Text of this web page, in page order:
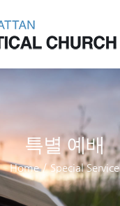
특별 예배
Home / Special Service